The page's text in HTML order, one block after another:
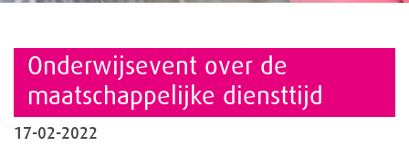
Onderwijsevent over de
maatschappelijke diensttijd
17-02-2022